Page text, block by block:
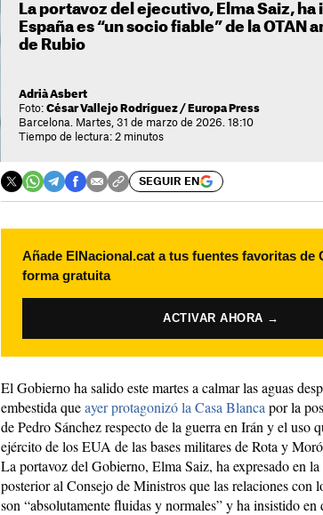
La portavoz del ejecutivo, Elma Saiz, ha
España es “un socio fiable” de la OTAN
de Rubio
Adrià Asbert
Foto: César Vallejo Rodríguez / Europa Press
Barcelona. Martes, 31 de marzo de 2026. 18:10
Tiempo de lectura: 2 minutos
SEGUIR EN
Añade ElNacional.cat a tus fuentes favoritas de
forma gratuita
ACTIVAR AHORA →
El Gobierno ha salido este martes a calmar las aguas
embestida queayer protagonizó la Casa Blanca por la
de Pedro Sánchez respecto de la guerra en Irán y el uso
ejército de los EUA de las bases militares de Rota y
La portavoz del Gobierno, Elma Saiz, ha expresado en la
posterior al Consejo de Ministros que las relaciones con
son “absolutamente fluidas y normales” y ha insistido en